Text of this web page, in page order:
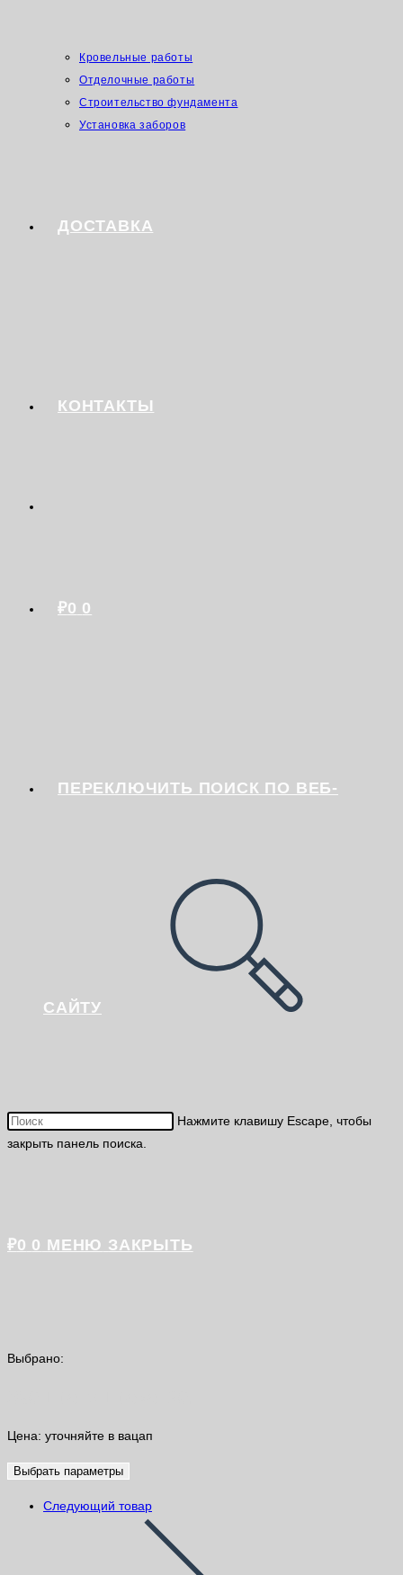
Кровельные работы
Отделочные работы
Строительство фундамента
Установка заборов
ДОСТАВКА
КОНТАКТЫ
₽0 0
ПЕРЕКЛЮЧИТЬ ПОИСК ПО ВЕБ-
САЙТУ
Нажмите клавишу Escape, чтобы
закрыть панель поиска.
₽0 0 МЕНЮ ЗАКРЫТЬ
Выбрано:
Цена: уточняйте в вацап
Выбрать параметры
Следующий товар